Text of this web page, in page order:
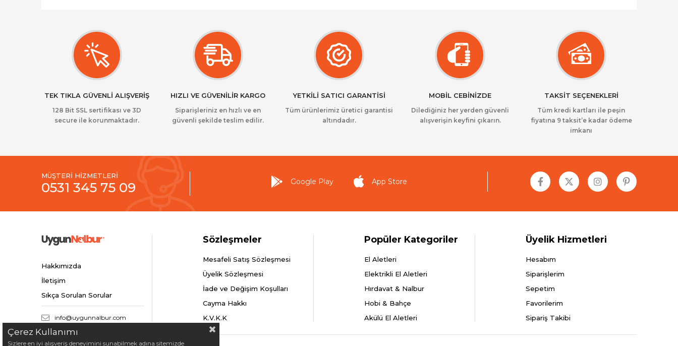
TEK TIKLA GÜVENLİ ALIŞVERİŞ
128 Bit SSL sertifikası ve 3D
secure ile korunmaktadır.
HIZLI VE GÜVENİLİR KARGO
Siparişleriniz en hızlı ve en
güvenli şekilde teslim edilir.
YETKİLİ SATICI GARANTİSİ
Tüm ürünlerimiz üretici garantisi
altındadır.
MOBİL CEBİNİZDE
Dilediğiniz her yerden güvenli
alışverişin keyfini çıkarın.
TAKSİT SEÇENEKLERİ
Tüm kredi kartları ile peşin
fiyatına 9 taksit’e kadar ödeme
imkanı
MÜŞTERİ HİZMETLERİ
0531 345 75 09 Google Play App Store
Hakkımızda
İletişim
Sıkça Sorulan Sorular
info@uygunnalbur.com
Sözleşmeler
Mesafeli Satış Sözleşmesi
Üyelik Sözleşmesi
İade ve Değişim Koşulları
Cayma Hakkı
K.V.K.K
Popüler Kategoriler
El Aletleri
Elektrikli El Aletleri
Hırdavat & Nalbur
Hobi & Bahçe
Akülü El Aletleri
Üyelik Hizmetleri
Hesabım
Siparişlerim
Sepetim
Favorilerim
Sipariş Takibi
Çerez Kullanımı
Sizlere en iyi alışveriş deneyimini sunabilmek adına sitemizde